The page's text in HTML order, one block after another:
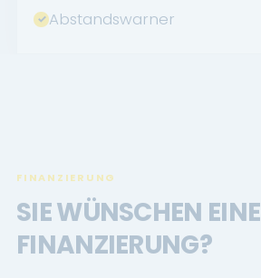
Abstandswarner
FINANZIERUNG
SIE WÜNSCHEN EINE
FINANZIERUNG?